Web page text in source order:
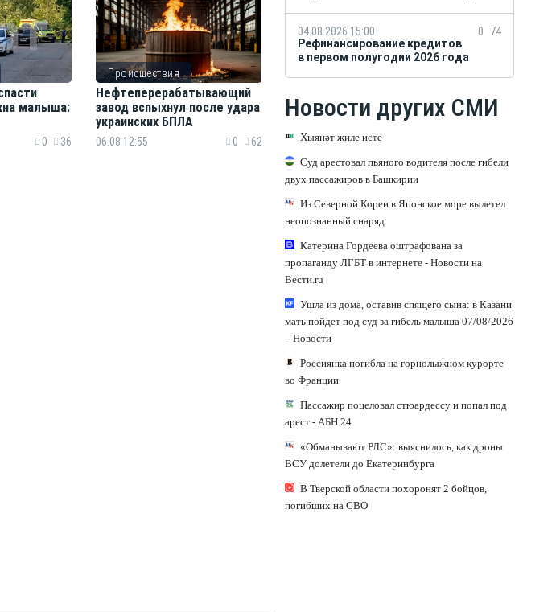
малыша:
0 36
Происшествия
Нефтеперерабатывающий
завод вспыхнул после удара
украинских БПЛА
06.08 12:55 0 62
04.08.2026 15:00 0
74
Рефинансирование кредитов
в первом полугодии 2026 года
Новости других СМИ
Хыянәт җиле исте
Суд арестовал пьяного водителя после гибели
двух пассажиров в Башкирии
Из Северной Кореи в Японское море вылетел
неопознанный снаряд
Катерина Гордеева оштрафована за
пропаганду ЛГБТ в интернете - Новости на
Вести.ru
Ушла из дома, оставив спящего сына: в Казани
мать пойдет под суд за гибель малыша 07/08/2026
– Новости
Россиянка погибла на горнолыжном курорте
во Франции
Пассажир поцеловал стюардессу и попал под
арест - АБН 24
«Обманывают РЛС»: выяснилось, как дроны
ВСУ долетели до Екатеринбурга
В Тверской области похоронят 2 бойцов,
погибших на СВО